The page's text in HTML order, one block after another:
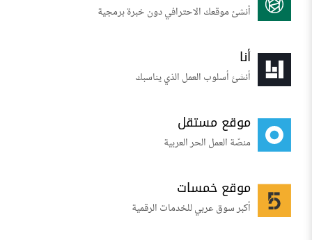
أنشئ موقعك الاحترافي دون خبرة برمجية
أنا
أنشئ أسلوب العمل الذي يناسبك
موقع مستقل
منصّة العمل الحر العربية
موقع خمسات
أكبر سوق عربي للخدمات الرقمية